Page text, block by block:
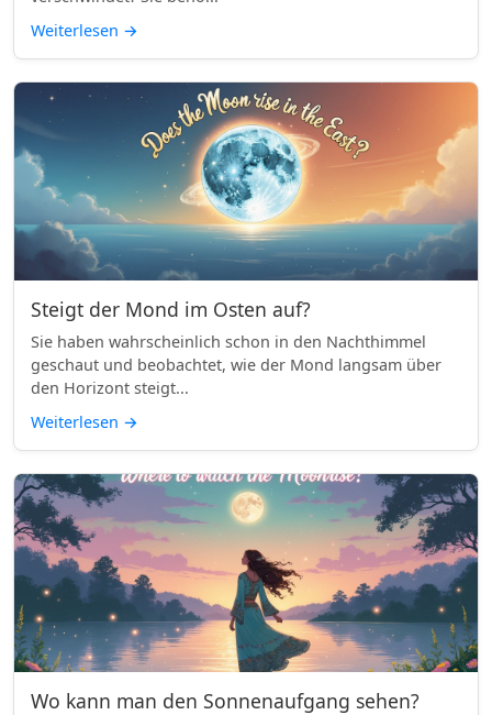
Weiterlesen →
Steigt der Mond im Osten auf?
Sie haben wahrscheinlich schon in den Nachthimmel
geschaut und beobachtet, wie der Mond langsam über
den Horizont steigt...
Weiterlesen →
Wo kann man den Sonnenaufgang sehen?